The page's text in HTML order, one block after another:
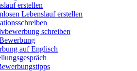
erstellen
Lebenslauf erstellen
schreiben
auf Englisch